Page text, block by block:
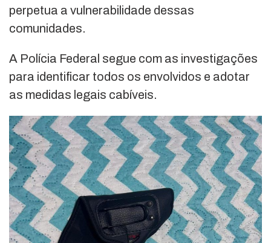
perpetua a vulnerabilidade dessas
comunidades.
A Polícia Federal segue com as investigações
para identificar todos os envolvidos e adotar
as medidas legais cabíveis.